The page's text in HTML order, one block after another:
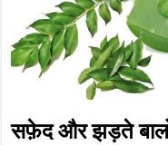
सफ़ेद और झड़ते